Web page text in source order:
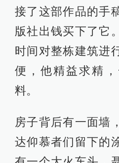
接了这部作品的手
版社出钱买下了它
时间对整栋建筑进
便，他精益求精
料。
房子背后有一面墙
达仰慕者们留下的